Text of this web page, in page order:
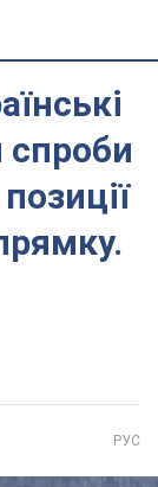
спроби
РУС